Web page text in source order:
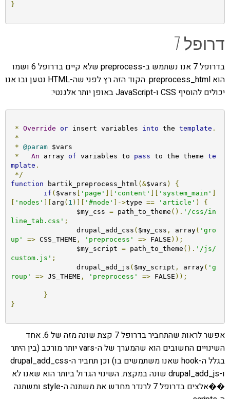
}
דרופל 7
בדרופל 7 אנו נשתמש ב-preprocess שלא קיים בדרופל 6 ושמו
הוא preprocess_html. הקוד הזה רץ לפני שה-HTML נטען ובו אנו
יכולים להוסיף CSS ו-JavaScript באופן יותר אלגנטי:
* Override or insert variables into the template .
*
* @param $vars
*
An array of variables to pass to the theme te
mplate .
*/
function bartik_preprocess_html (&$vars )
{
if ( $vars 'page' 'content' 'system_main'
'nodes' arg ( 1 )][ '#node' ]->type == 'article' )
{
		$my_css
= path_to_theme (). '/css/in
line_tab.css' ;
		drupal_add_css
( $my_css , array( 'gro
up'
=> CSS_THEME , 'preprocess' => FALSE ));
		$my_script
= path_to_theme (). '/js/
custom.js' ;
		drupal_add_js
( $my_script , array( 'g
roup'
=> JS_THEME , 'preprocess' => FALSE ));
}
}
אפשר לראות שהתחביר בדרופל 7 קצת שונה מזה של 6. אחד
השינויים החשובים הוא שהמערך של ה-vars יותר מורכב (בין היתר
בגלל ה-hook שאנו משתמשים בו) וכן תחביר ה-drupal_add_css
ו-drupal_add_js שונה במקצת. השינוי הגדול ביותר הוא שאנו לא
��אלצים בדרופל 7 לרנדר מחדש את משתנה ה-style ומשתנה